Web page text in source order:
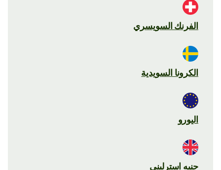
الفرنك السويسري
الكرونا السويدية
اليورو
جنيه استرليني